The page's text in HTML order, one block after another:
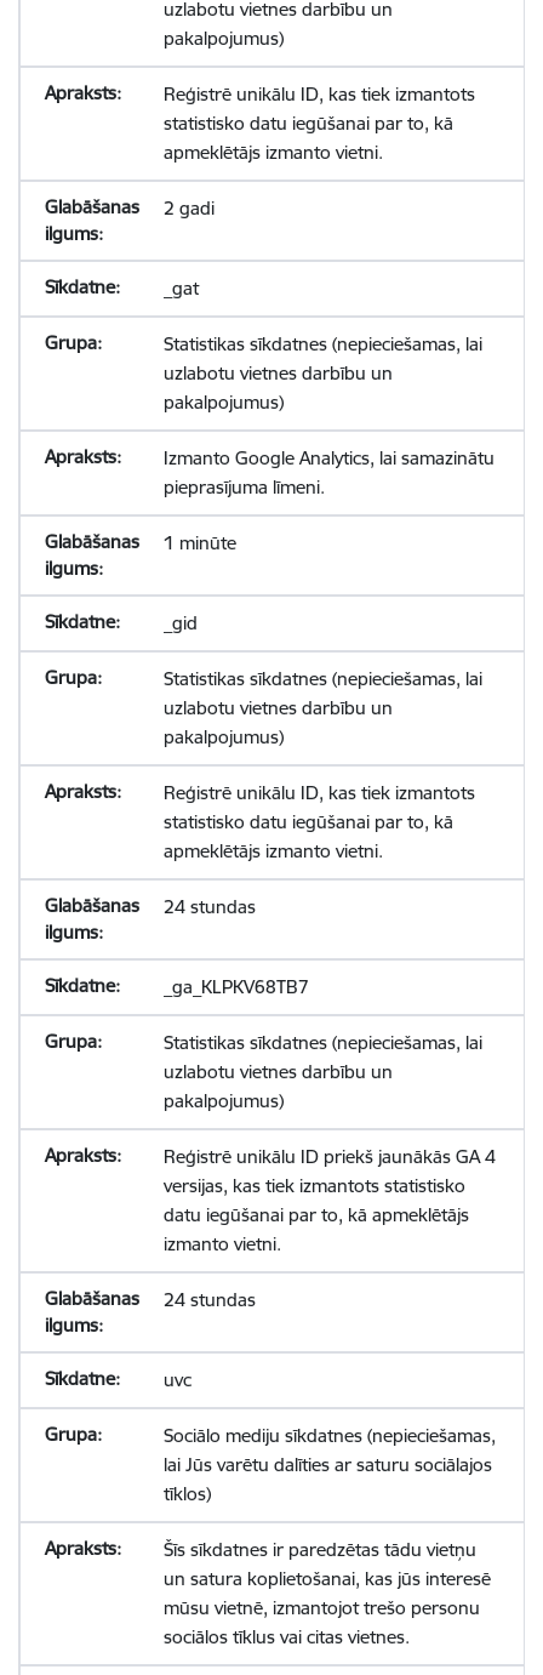
uzlabotu vietnes darbību un
pakalpojumus)
Reģistrē unikālu ID, kas tiek izmantots
statistisko datu iegūšanai par to, kā
apmeklētājs izmanto vietni.
2 gadi
_gat
Statistikas sīkdatnes (nepieciešamas, lai
uzlabotu vietnes darbību un
pakalpojumus)
Izmanto Google Analytics, lai samazinātu
pieprasījuma līmeni.
1 minūte
_gid
Statistikas sīkdatnes (nepieciešamas, lai
uzlabotu vietnes darbību un
pakalpojumus)
Reģistrē unikālu ID, kas tiek izmantots
statistisko datu iegūšanai par to, kā
apmeklētājs izmanto vietni.
24 stundas
_ga_KLPKV68TB7
Statistikas sīkdatnes (nepieciešamas, lai
uzlabotu vietnes darbību un
pakalpojumus)
Reģistrē unikālu ID priekš jaunākās GA 4
versijas, kas tiek izmantots statistisko
datu iegūšanai par to, kā apmeklētājs
izmanto vietni.
24 stundas
uvc
Sociālo mediju sīkdatnes (nepieciešamas,
lai Jūs varētu dalīties ar saturu sociālajos
tīklos)
Šīs sīkdatnes ir paredzētas tādu vietņu
un satura koplietošanai, kas jūs interesē
mūsu vietnē, izmantojot trešo personu
sociālos tīklus vai citas vietnes.